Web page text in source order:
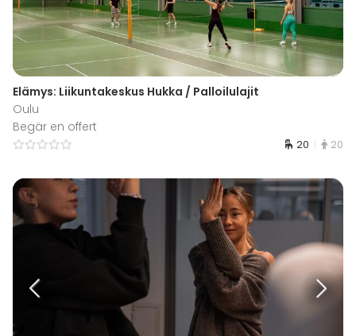
Elämys: Liikuntakeskus Hukka / Palloilulajit
Oulu
Begär en offert
20 20